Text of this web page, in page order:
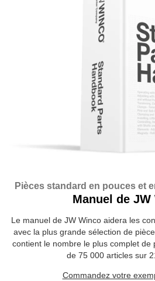
Pièces standard en pouces et
Manuel de JW
Le manuel de JW Winco aidera les
avec la plus grande sélection de
contient le nombre le plus complet de
de 75 000 articles sur
Commandez votre